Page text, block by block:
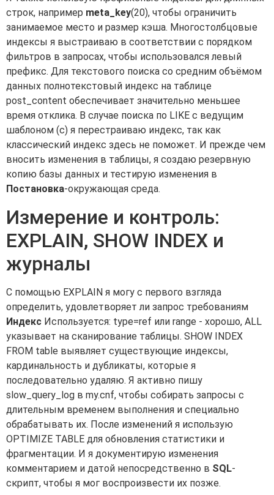
строк, например meta_key(20), чтобы ограничить
занимаемое место и размер кэша. Многостолбцовые
индексы я выстраиваю в соответствии с порядком
фильтров в запросах, чтобы использовался левый
префикс. Для текстового поиска со средним объёмом
данных полнотекстовый индекс на таблице
post_content обеспечивает значительно меньшее
время отклика. В случае поиска по LIKE с ведущим
шаблоном (c) я перестраиваю индекс, так как
классический индекс здесь не поможет. И прежде чем
вносить изменения в таблицы, я создаю резервную
копию базы данных и тестирую изменения в
Постановка-окружающая среда.
Измерение и контроль:
EXPLAIN, SHOW INDEX и
журналы
С помощью EXPLAIN я могу с первого взгляда
определить, удовлетворяет ли запрос требованиям
Индекс Используется: type=ref или range - хорошо, ALL
указывает на сканирование таблицы. SHOW INDEX
FROM table выявляет существующие индексы,
кардинальность и дубликаты, которые я
последовательно удаляю. Я активно пишу
slow_query_log в my.cnf, чтобы собирать запросы с
длительным временем выполнения и специально
обрабатывать их. После изменений я использую
OPTIMIZE TABLE для обновления статистики и
фрагментации. И я документирую изменения
комментарием и датой непосредственно в SQL-
скрипт, чтобы я мог воспроизвести их позже.